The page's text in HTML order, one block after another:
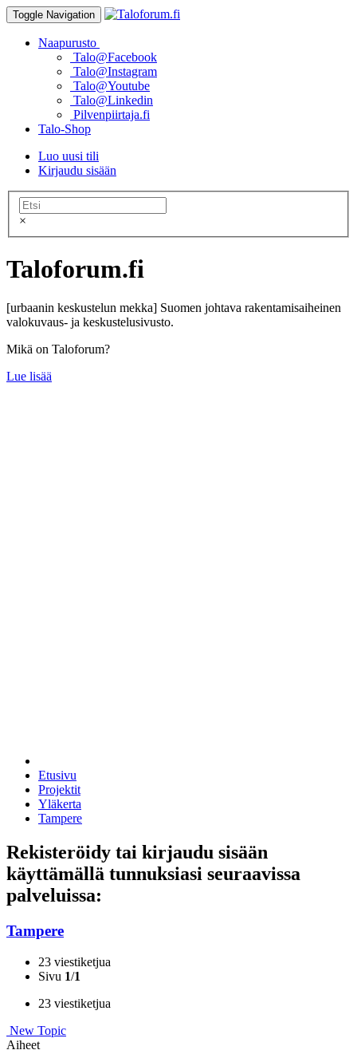
Toggle Navigation
Naapurusto
Talo@Facebook
Talo@Instagram
Talo@Youtube
Talo@Linkedin
Pilvenpiirtaja.fi
Talo-Shop
Luo uusi tili
Kirjaudu sisään
×
Taloforum.fi
[urbaanin keskustelun mekka] Suomen johtava rakentamisaiheinen
valokuvaus- ja keskustelusivusto.
Mikä on Taloforum?
Lue lisää
Etusivu
Projektit
Yläkerta
Tampere
Rekisteröidy tai kirjaudu sisään
käyttämällä tunnuksiasi seuraavissa
palveluissa:
Tampere
23 viestiketjua
Sivu 1/1
23 viestiketjua
New Topic
Aiheet